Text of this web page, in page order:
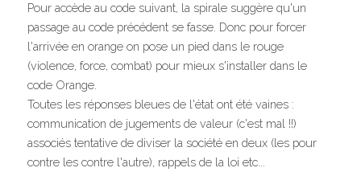
Pour accède au code suivant, la spirale suggère qu'un
passage au code précédent se fasse. Donc pour forcer
l'arrivée en orange on pose un pied dans le rouge
(violence, force, combat) pour mieux s'installer dans le
code Orange.
Toutes les réponses bleues de l'état ont été vaines :
communication de jugements de valeur (c'est mal !!)
associés tentative de diviser la société en deux (les pour
contre les contre l'autre), rappels de la loi etc...